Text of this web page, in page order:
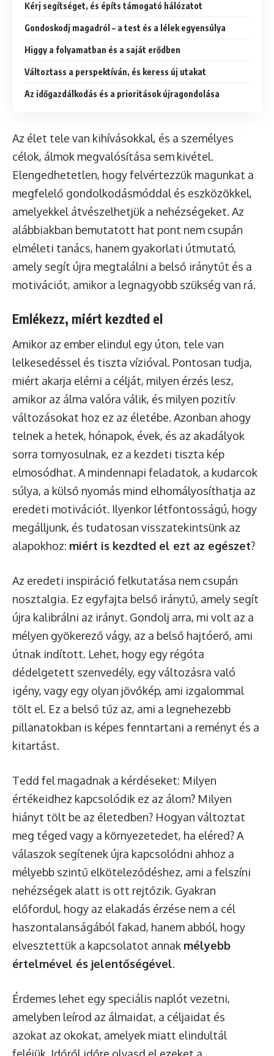
Kérj segítséget, és építs támogató hálózatot
Gondoskodj magadról – a test és a lélek egyensúlya
Higgy a folyamatban és a saját erődben
Változtass a perspektíván, és keress új utakat
Az időgazdálkodás és a prioritások újragondolása
Az élet tele van kihívásokkal, és a személyes
célok, álmok megvalósítása sem kivétel.
Elengedhetetlen, hogy felvértezzük magunkat a
megfelelő gondolkodásmóddal és eszközökkel,
amelyekkel átvészelhetjük a nehézségeket. Az
alábbiakban bemutatott hat pont nem csupán
elméleti tanács, hanem gyakorlati útmutató,
amely segít újra megtalálni a belső iránytűt és a
motivációt, amikor a legnagyobb szükség van rá.
Emlékezz, miért kezdted el
Amikor az ember elindul egy úton, tele van
lelkesedéssel és tiszta vízióval. Pontosan tudja,
miért akarja elérni a célját, milyen érzés lesz,
amikor az álma valóra válik, és milyen pozitív
változásokat hoz ez az életébe. Azonban ahogy
telnek a hetek, hónapok, évek, és az akadályok
sorra tornyosulnak, ez a kezdeti tiszta kép
elmosódhat. A mindennapi feladatok, a kudarcok
súlya, a külső nyomás mind elhomályosíthatja az
eredeti motivációt. Ilyenkor létfontosságú, hogy
megálljunk, és tudatosan visszatekintsünk az
alapokhoz: miért is kezdted el ezt az egészet?
Az eredeti inspiráció felkutatása nem csupán
nosztalgia. Ez egyfajta belső iránytű, amely segít
újra kalibrálni az irányt. Gondolj arra, mi volt az a
mélyen gyökerező vágy, az a belső hajtóerő, ami
útnak indított. Lehet, hogy egy régóta
dédelgetett szenvedély, egy változásra való
igény, vagy egy olyan jövőkép, ami izgalommal
tölt el. Ez a belső tűz az, ami a legnehezebb
pillanatokban is képes fenntartani a reményt és a
kitartást.
Tedd fel magadnak a kérdéseket: Milyen
értékeidhez kapcsolódik ez az álom? Milyen
hiányt tölt be az életedben? Hogyan változtat
meg téged vagy a környezetedet, ha eléred? A
válaszok segítenek újra kapcsolódni ahhoz a
mélyebb szintű elköteleződéshez, ami a felszíni
nehézségek alatt is ott rejtőzik. Gyakran
előfordul, hogy az elakadás érzése nem a cél
haszontalanságából fakad, hanem abból, hogy
elvesztettük a kapcsolatot annak mélyebb
értelmével és jelentőségével.
Érdemes lehet egy speciális naplót vezetni,
amelyben leírod az álmaidat, a céljaidat és
azokat az okokat, amelyek miatt elindultál